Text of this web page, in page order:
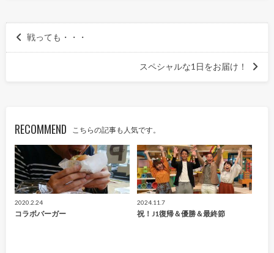
戦っても・・・
スペシャルな1日をお届け！
RECOMMEND こちらの記事も人気です。
2020.2.24
コラボバーガー
2024.11.7
祝！J1復帰＆優勝＆最終節